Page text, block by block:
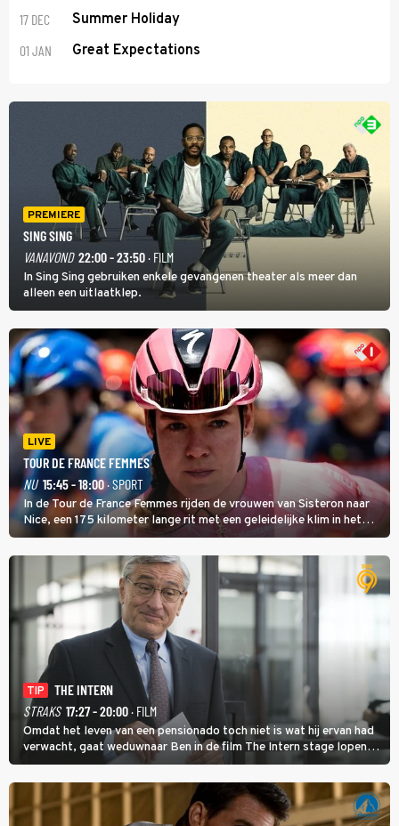
17 DEC Summer Holiday
01 JAN Great Expectations
PREMIERE
SING SING
VANAVOND 22:00 - 23:50· FILM
In Sing Sing gebruiken enkele gevangenen theater als meer dan
alleen een uitlaatklep.
LIVE
TOUR DE FRANCE FEMMES
NU 15:45 - 18:00· SPORT
In de Tour de France Femmes rijden de vrouwen van Sisteron naar
Nice, een 175 kilometer lange rit met een geleidelijke klim in het
midden. Dat is mogelijk niet de zwaarste hindernis, dat is de
temperatuur. Het kan in Nice namelijk bloedheet worden.
TIP
THE INTERN
STRAKS 17:27 - 20:00· FILM
Omdat het leven van een pensionado toch niet is wat hij ervan had
verwacht, gaat weduwnaar Ben in de film The Intern stage lopen
bij de hippe webwinkel van Jules, wat een gouden zet blijkt te zijn.